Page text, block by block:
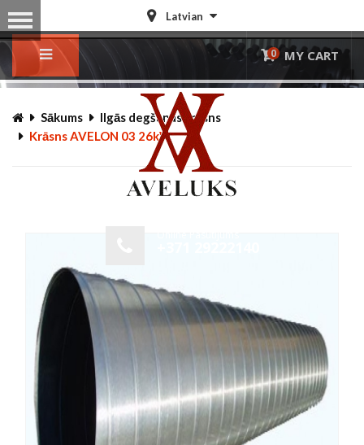
Latvian
0 MY CART
- byVinaGecko.com
Sākums
Ilgās degšanas krāsns
Krāsns AVELON 03 26kW